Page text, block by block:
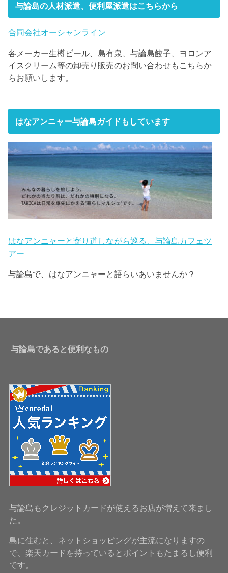
与論島の人材派遣、便利屋派遣はこちらから
合同会社オーシャンライン
各メーカー生樽ビール、島有泉、与論島餃子、ヨロンア
イスクリーム等の卸売り販売のお問い合わせもこちらか
らお願いします。
はなアンニャー与論島ガイドもしています
はなアンニャーと寄り道しながら巡る、与論島カフェツ
アー
与論島で、はなアンニャーと語らいあいませんか？
与論島であると便利なもの
与論島もクレジットカードが使えるお店が増えて来まし
た。
島に住むと、ネットショッピングが主流になりますの
で、楽天カードを持っているとポイントもたまるし便利
です。